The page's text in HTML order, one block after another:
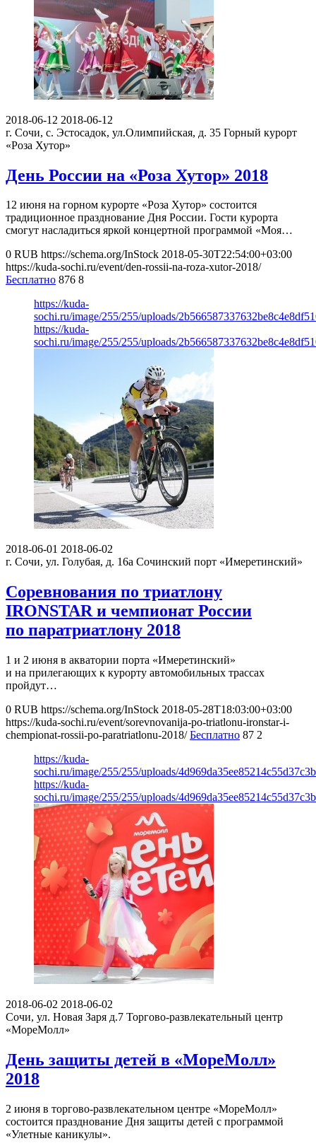
2018-06-12 2018-06-12
г. Сочи, с. Эстосадок, ул.Олимпийская, д. 35 Горный курорт
«Роза Хутор»
День России на «Роза Хутор» 2018
12 июня на горном курорте «Роза Хутор» состоится
традиционное празднование Дня России. Гости курорта
смогут насладиться яркой концертной программой «Моя…
0 RUB https://schema.org/InStock 2018-05-30T22:54:00+03:00
https://kuda-sochi.ru/event/den-rossii-na-roza-xutor-2018/
Бесплатно 876 8
https://kuda-
sochi.ru/image/255/255/uploads/
https://kuda-
sochi.ru/image/255/255/uploads/
2018-06-01 2018-06-02
г. Сочи, ул. Голубая, д. 16а Сочинский порт «Имеретинский»
Соревнования по триатлону
IRONSTAR и чемпионат России
по паратриатлону 2018
1 и 2 июня в акватории порта «Имеретинский»
и на прилегающих к курорту автомобильных трассах
пройдут…
0 RUB https://schema.org/InStock 2018-05-28T18:03:00+03:00
https://kuda-sochi.ru/event/sorevnovanija-po-triatlonu-ironstar-i-
chempionat-rossii-po-paratriatlonu-2018/ Бесплатно 87 2
https://kuda-
sochi.ru/image/255/255/uploads/
https://kuda-
sochi.ru/image/255/255/uploads/
2018-06-02 2018-06-02
Сочи, ул. Новая Заря д.7 Торгово-развлекательный центр
«МореМолл»
День защиты детей в «МореМолл»
2018
2 июня в торгово-развлекательном центре «МореМолл»
состоится празднование Дня защиты детей с программой
«Улетные каникулы».